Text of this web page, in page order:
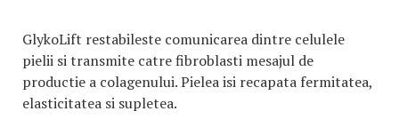
GlykoLift restabileste comunicarea dintre celulele
pielii si transmite catre fibroblasti mesajul de
productie a colagenului. Pielea isi recapata fermitatea,
elasticitatea si supletea.